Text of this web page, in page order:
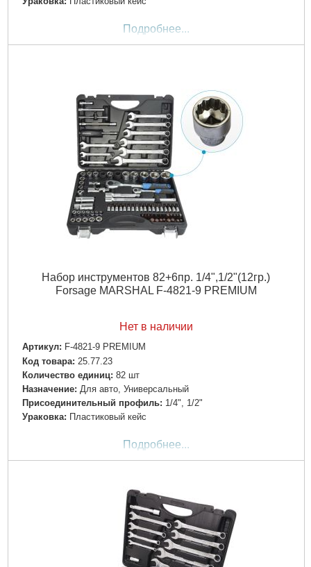
Подробнее...
Набор инструментов 82+6пр. 1/4",1/2"(12гр.)
Forsage MARSHAL F-4821-9 PREMIUM
Нет в наличии
Артикул: F-4821-9 PREMIUM
Код товара: 25.77.23
Количество единиц: 82 шт
Назначение: Для авто, Универсальный
Пpиcoeдинитeльный пpoфиль: 1/4", 1/2"
Ураковка: Пластиковый кейс
Подробнее...